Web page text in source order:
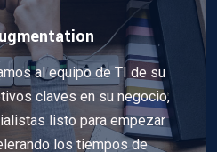
al equipo de TI de su
claves en su negocio,
listo para empezar
los tiempos de